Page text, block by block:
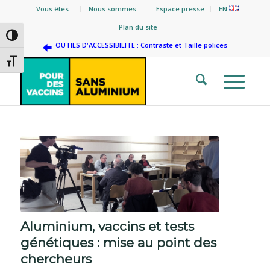
Passer en contraste élevé
Changer la taille de la police
Vous êtes… Nous sommes… Espace presse
EN
Plan du site
OUTILS D'ACCESSIBILITE : Contraste et Taille polices
Aluminium, vaccins et tests
génétiques : mise au point des
chercheurs